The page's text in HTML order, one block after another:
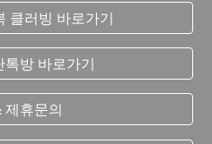
클러빙 바로가기
톡방 바로가기
제휴문의